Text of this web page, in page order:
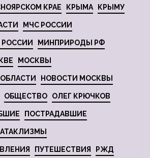
КРАЕ КРЫМА КРЫМУ
МЧС РОССИИ
МИНПРИРОДЫ РФ
МОСКВЫ
НОВОСТИ МОСКВЫ
ОБЩЕСТВО ОЛЕГ КРЮЧКОВ
ПОСТРАДАВШИЕ
ПУТЕШЕСТВИЯ РЖД